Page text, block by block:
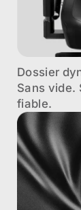
Dossier
Sans vide.
fiable.